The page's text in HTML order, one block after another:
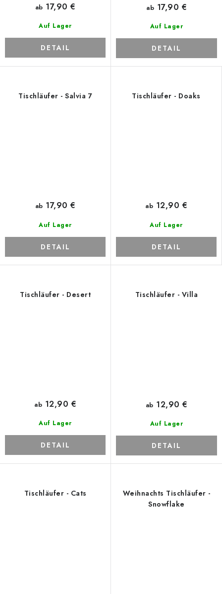
Auf Lager
ab 17,90 €
DETAIL
Auf Lager
ab 17,90 €
DETAIL
Tischläufer - Salvia 7
Auf Lager
ab 17,90 €
DETAIL
Tischläufer - Doaks
Auf Lager
ab 12,90 €
DETAIL
Tischläufer - Desert
Auf Lager
ab 12,90 €
DETAIL
Tischläufer - Villa
Auf Lager
ab 12,90 €
DETAIL
Tischläufer - Cats
Weihnachts Tischläufer -
Snowflake